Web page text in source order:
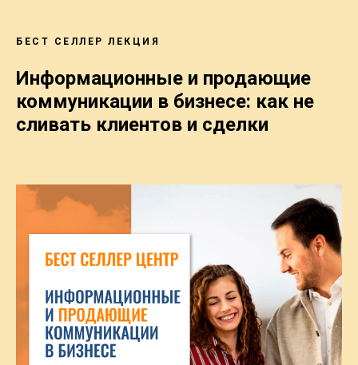
БЕСТ СЕЛЛЕР ЛЕКЦИЯ
Информационные и продающие
коммуникации в бизнесе: как не
сливать клиентов и сделки